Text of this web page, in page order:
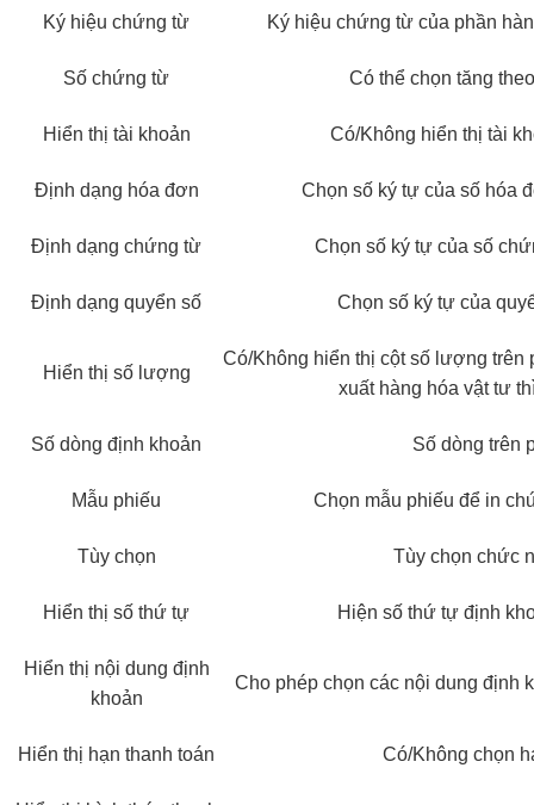
Ký hiệu chứng từ Ký hiệu chứng từ của phần
Số chứng từ Có thể chọn tăng
Hiển thị tài khoản Có/Không hiển thị tài
Định dạng hóa đơn Chọn số ký tự của số hóa
Định dạng chứng từ Chọn số ký tự của số
Định dạng quyển số Chọn số ký tự của
Hiển thị số lượng
Có/Không hiển thị cột số lượng trên
xuất hàng hóa vật tư
Số dòng định khoản Số dòng trên
Mẫu phiếu Chọn mẫu phiếu để in
Tùy chọn Tùy chọn chức
Hiển thị số thứ tự Hiện số thứ tự định
Hiển thị nội dung định
khoản
Cho phép chọn các nội dung định
Hiển thị hạn thanh toán Có/Không chọn